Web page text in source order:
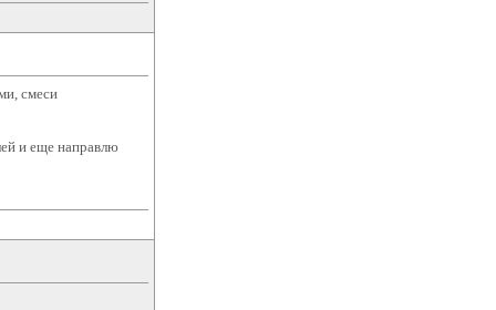
смеси
и еще направлю